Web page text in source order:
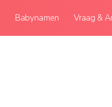
Babynamen Vraag &